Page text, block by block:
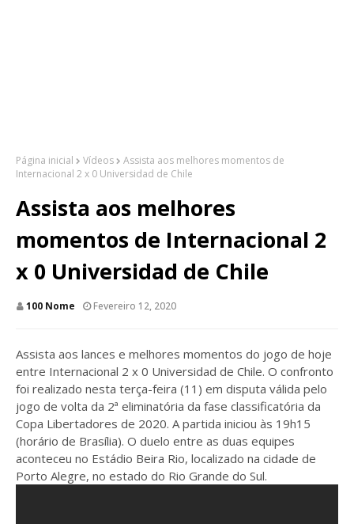
Página inicial Vídeos
Assista aos melhores momentos de
Internacional 2 x 0 Universidad de Chile
Assista aos melhores
momentos de Internacional 2
x 0 Universidad de Chile
100 Nome Fevereiro 12, 2020
Assista aos lances e melhores momentos do jogo de hoje
entre Internacional 2 x 0 Universidad de Chile. O confronto
foi realizado nesta terça-feira (11) em disputa válida pelo
jogo de volta da 2ª eliminatória da fase classificatória da
Copa Libertadores de 2020. A partida iniciou às 19h15
(horário de Brasília). O duelo entre as duas equipes
aconteceu no Estádio Beira Rio, localizado na cidade de
Porto Alegre, no estado do Rio Grande do Sul.